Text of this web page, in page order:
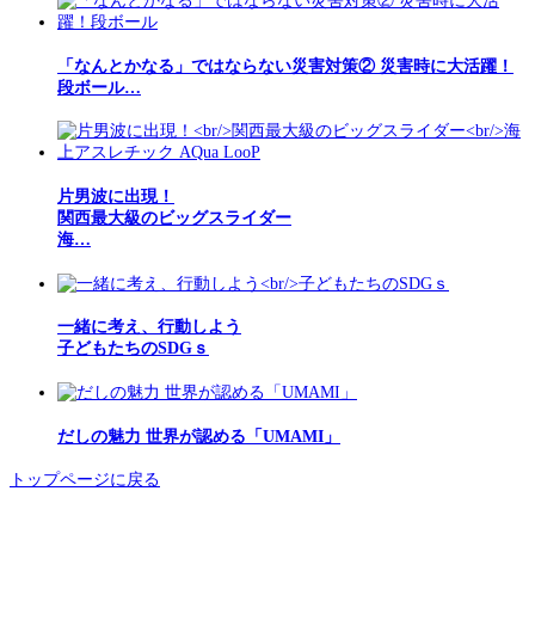
「なんとかなる」ではならない災害対策② 災害時に大活躍！
段ボール…
片男波に出現！
関西最大級のビッグスライダー
海…
一緒に考え、行動しよう
子どもたちのSDGｓ
だしの魅力 世界が認める「UMAMI」
トップページに戻る